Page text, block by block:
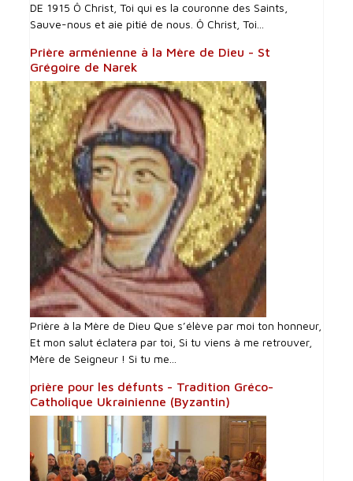
DE 1915 Ô Christ, Toi qui es la couronne des Saints,
Sauve-nous et aie pitié de nous. Ô Christ, Toi...
Prière arménienne à la Mère de Dieu - St
Grégoire de Narek
Prière à la Mère de Dieu Que s’élève par moi ton honneur,
Et mon salut éclatera par toi, Si tu viens à me retrouver,
Mère de Seigneur ! Si tu me...
prière pour les défunts - Tradition Gréco-
Catholique Ukrainienne (Byzantin)